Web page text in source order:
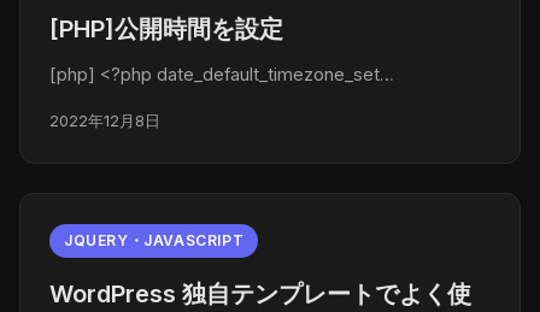
[PHP]公開時間を設定
[php] <?php date_default_timezone_set…
2022年12月8日
JQUERY・JAVASCRIPT
WordPress 独自テンプレートでよく使